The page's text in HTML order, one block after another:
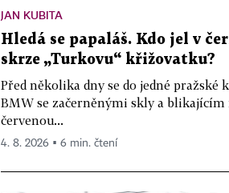
JAN KUBITA
Hledá se papaláš. Kdo jel v
skrze „Turkovu“ křižovatku?
Před několika dny se do jedné
BMW se začerněnými skly a blikajícím
červenou...
4. 8. 2026 ▪ 6 min. čtení